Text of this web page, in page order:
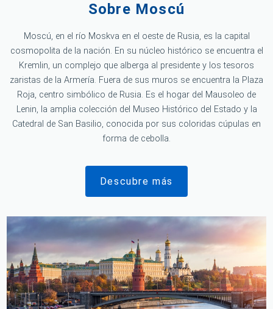
Sobre Moscú
Moscú, en el río Moskva en el oeste de Rusia, es la capital
cosmopolita de la nación. En su núcleo histórico se encuentra el
Kremlin, un complejo que alberga al presidente y los tesoros
zaristas de la Armería. Fuera de sus muros se encuentra la Plaza
Roja, centro simbólico de Rusia. Es el hogar del Mausoleo de
Lenin, la amplia colección del Museo Histórico del Estado y la
Catedral de San Basilio, conocida por sus coloridas cúpulas en
forma de cebolla.
Descubre más